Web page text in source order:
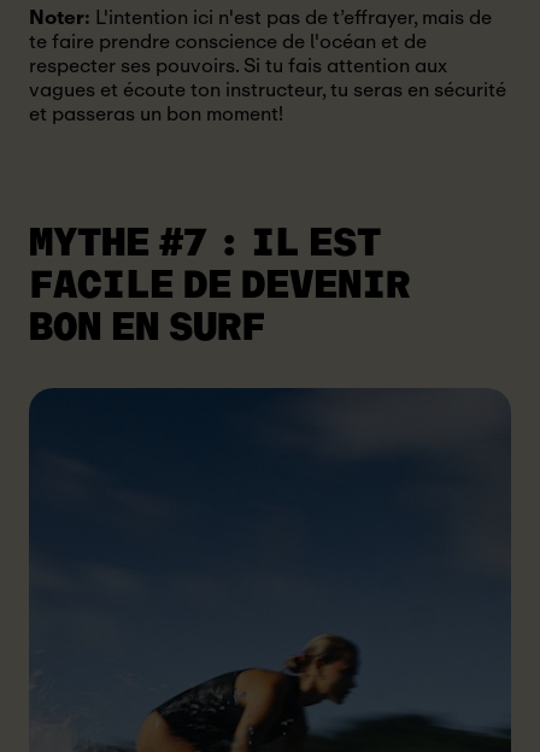
Noter: L'intention ici n'est pas de t’effrayer, mais de
te faire prendre conscience de l'océan et de
respecter ses pouvoirs. Si tu fais attention aux
vagues et écoute ton instructeur, tu seras en sécurité
et passeras un bon moment!
MYTHE #7 : IL EST
FACILE DE DEVENIR
BON EN SURF